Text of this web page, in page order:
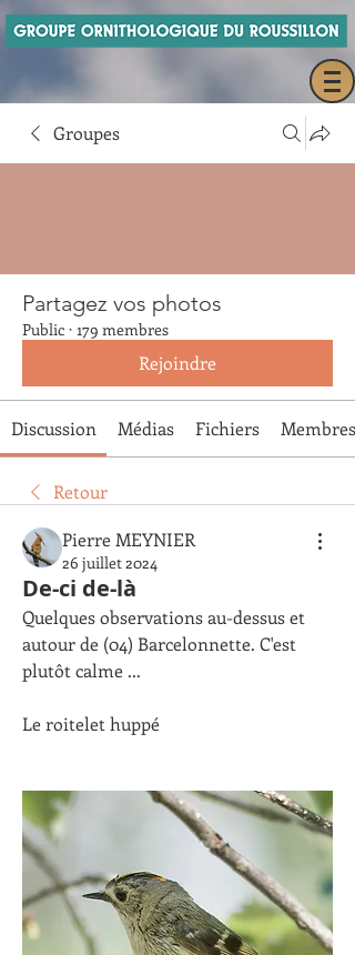
Groupes
Partagez vos photos
Public · 179 membres
Rejoindre
Discussion Médias Fichiers Membres
Retour
Pierre MEYNIER
26 juillet 2024
De-ci de-là
Quelques observations au-dessus et
autour de (04) Barcelonnette. C'est
plutôt calme ...
Le roitelet huppé